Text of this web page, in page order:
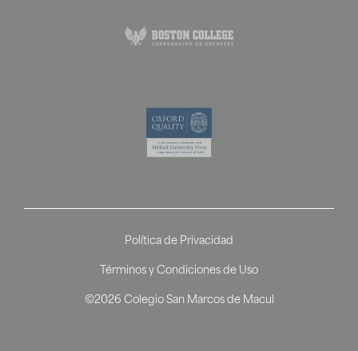
©2026 Colegio San Marcos de Macul
Política de Privacidad
Términos y Condiciones de Uso